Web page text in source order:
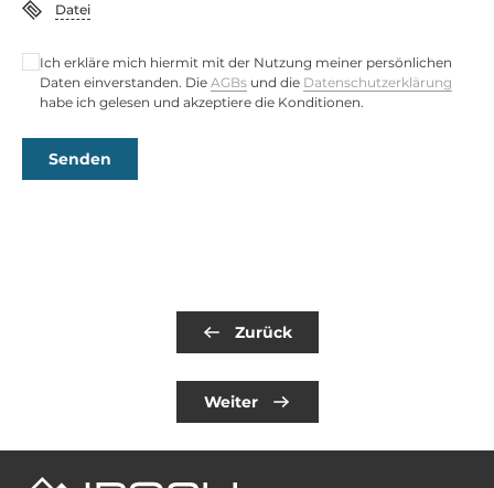
Datei
Ich erkläre mich hiermit mit der Nutzung meiner persönlichen
Daten einverstanden. Die AGBs und die Datenschutzerklärung
habe ich gelesen und akzeptiere die Konditionen.
Senden
Zurück
Weiter